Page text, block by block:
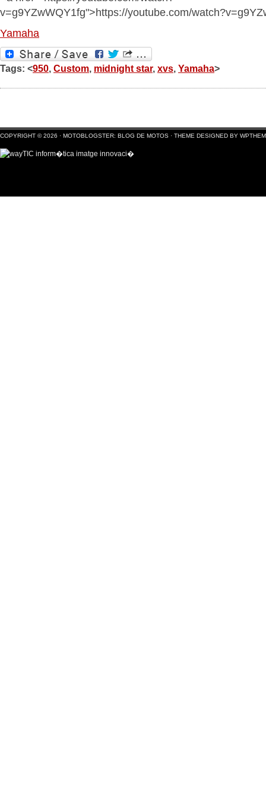
v=g9YZwWQY1fg">https://youtube.com/
Yamaha
Tags: <950, Custom, midnight star, xvs, Yamaha>
COPYRIGHT © 2026 · MOTOBLOGSTER: BLOG DE MOTOS · THEME DESIGNED BY